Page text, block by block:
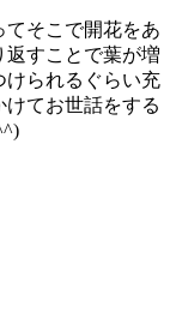
てそこで開花をあ
返すことで葉が増
けられるぐらい充
てお世話をする